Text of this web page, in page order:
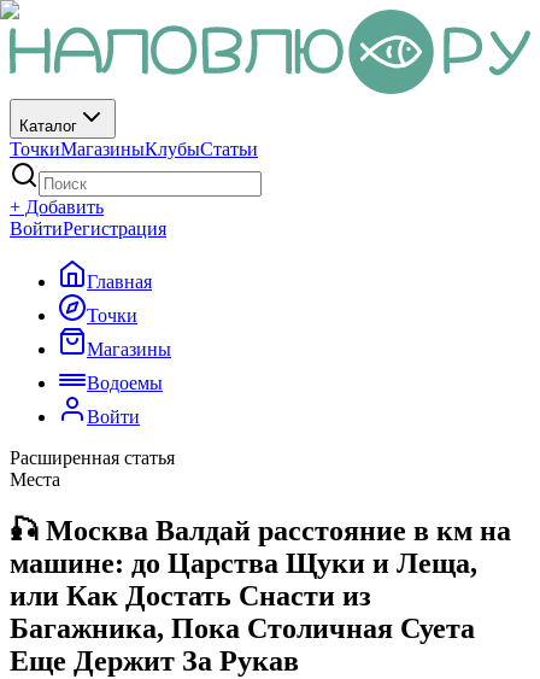
Каталог
ТочкиМагазиныКлубыСтатьи
+ Добавить
ВойтиРегистрация
Главная
Точки
Магазины
Водоемы
Войти
Расширенная статья
Места
🎣 Москва Валдай расстояние в км на
машине: до Царства Щуки и Леща,
или Как Достать Снасти из
Багажника, Пока Столичная Суета
Еще Держит За Рукав